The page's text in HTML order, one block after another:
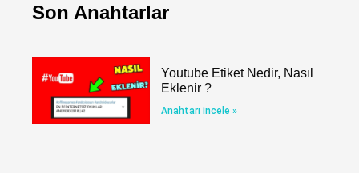
Son Anahtarlar
Youtube Etiket Nedir, Nasıl
Eklenir ?
Anahtarı incele »